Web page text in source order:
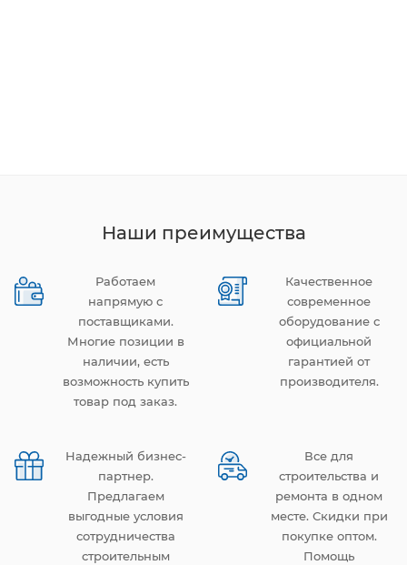
Наши преимущества
Работаем
напрямую с
поставщиками.
Многие позиции в
наличии, есть
возможность купить
товар под заказ.
Качественное
современное
оборудование с
официальной
гарантией от
производителя.
Надежный бизнес-
партнер.
Предлагаем
выгодные условия
сотрудничества
строительным
Все для
строительства и
ремонта в одном
месте. Скидки при
покупке оптом.
Помощь